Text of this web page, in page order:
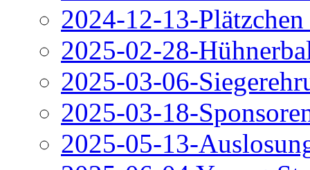
2024-12-13-
2025-02-28-
2025-03-06-
2025-03-18-
2025-05-13-